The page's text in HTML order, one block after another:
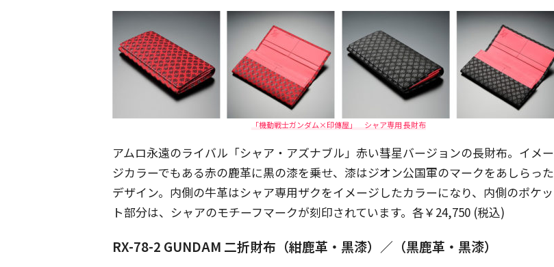
「機動戦士ガンダム×印傳屋」 シャア専用 長財布
アムロ永遠のライバル「シャア・アズナブル」赤い彗星バージョンの長財布。イメー
ジカラーでもある赤の鹿革に黒の漆を乗せ、漆はジオン公国軍のマークをあしらった
デザイン。内側の牛革はシャア専用ザクをイメージしたカラーになり、内側のポケッ
ト部分は、シャアのモチーフマークが刻印されています。各￥24,750 (税込)
RX-78-2 GUNDAM 二折財布（紺鹿革・黒漆）／（黒鹿革・黒漆）